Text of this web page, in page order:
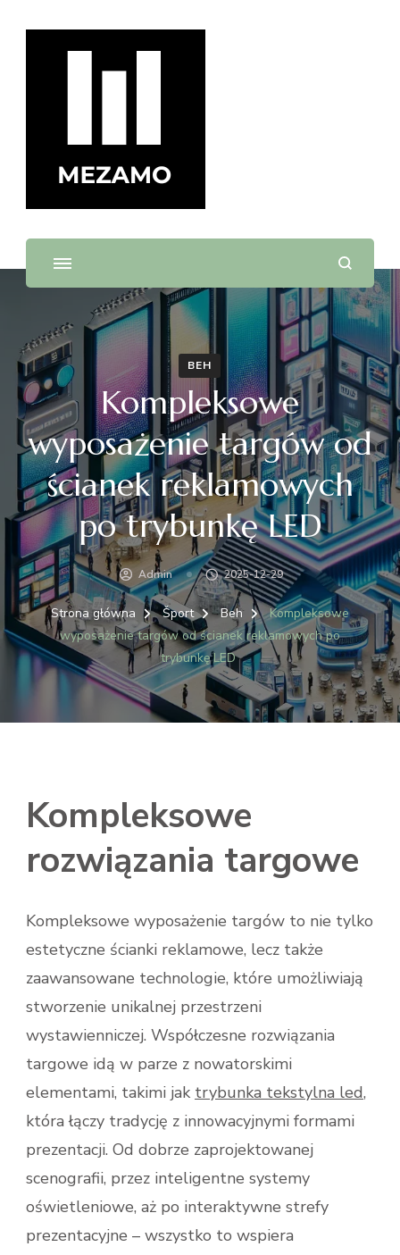
BEH
Kompleksowe
wyposażenie targów od
ścianek reklamowych
po trybunkę LED
Admin 2025-12-29
Strona główna Šport Beh
Kompleksowe
wyposażenie targów od ścianek reklamowych po
trybunkę LED
Kompleksowe
rozwiązania targowe
Kompleksowe wyposażenie targów to nie tylko
estetyczne ścianki reklamowe, lecz także
zaawansowane technologie, które umożliwiają
stworzenie unikalnej przestrzeni
wystawienniczej. Współczesne rozwiązania
targowe idą w parze z nowatorskimi
elementami, takimi jak trybunka tekstylna led,
która łączy tradycję z innowacyjnymi formami
prezentacji. Od dobrze zaprojektowanej
scenografii, przez inteligentne systemy
oświetleniowe, aż po interaktywne strefy
prezentacyjne – wszystko to wspiera